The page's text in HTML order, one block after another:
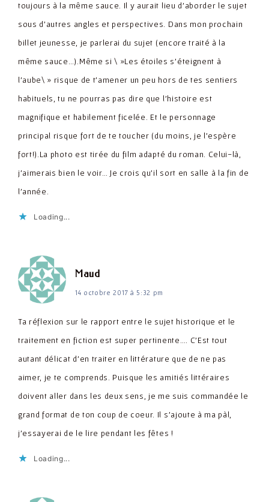
toujours à la même sauce. Il y aurait lieu d'aborder le sujet
sous d'autres angles et perspectives. Dans mon prochain
billet jeunesse, je parlerai du sujet (encore traité à la
même sauce…).Même si \ »Les étoiles s’éteignent à
l’aube\ » risque de t'amener un peu hors de tes sentiers
habituels, tu ne pourras pas dire que l'histoire est
magnifique et habilement ficelée. Et le personnage
principal risque fort de te toucher (du moins, je l'espère
fort!).La photo est tirée du film adapté du roman. Celui-là,
j'aimerais bien le voir… Je crois qu'il sort en salle à la fin de
l'année.
Loading...
Mauddit :
14 octobre 2017 à 5:32 pm
Ta réflexion sur le rapport entre le sujet historique et le
traitement en fiction est super pertinente…. C'Est tout
autant délicat d'en traiter en littérature que de ne pas
aimer, je te comprends. Puisque les amitiés littéraires
doivent aller dans les deux sens, je me suis commandée le
grand format de ton coup de coeur. Il s'ajoute à ma pàl,
j'essayerai de le lire pendant les fêtes !
Loading...